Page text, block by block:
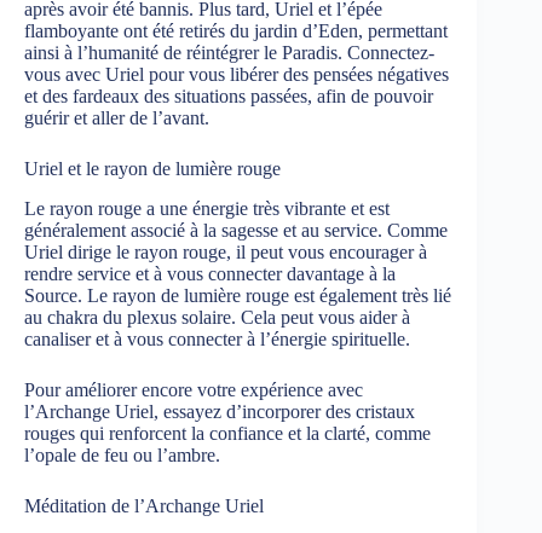
après avoir été bannis. Plus tard, Uriel et l’épée
flamboyante ont été retirés du jardin d’Eden, permettant
ainsi à l’humanité de réintégrer le Paradis. Connectez-
vous avec Uriel pour vous libérer des pensées négatives
et des fardeaux des situations passées, afin de pouvoir
guérir et aller de l’avant.
Uriel et le rayon de lumière rouge
Le rayon rouge a une énergie très vibrante et est
généralement associé à la sagesse et au service. Comme
Uriel dirige le rayon rouge, il peut vous encourager à
rendre service et à vous connecter davantage à la
Source. Le rayon de lumière rouge est également très lié
au chakra du plexus solaire. Cela peut vous aider à
canaliser et à vous connecter à l’énergie spirituelle.
Pour améliorer encore votre expérience avec
l’Archange Uriel, essayez d’incorporer des cristaux
rouges qui renforcent la confiance et la clarté, comme
l’opale de feu ou l’ambre.
Méditation de l’Archange Uriel